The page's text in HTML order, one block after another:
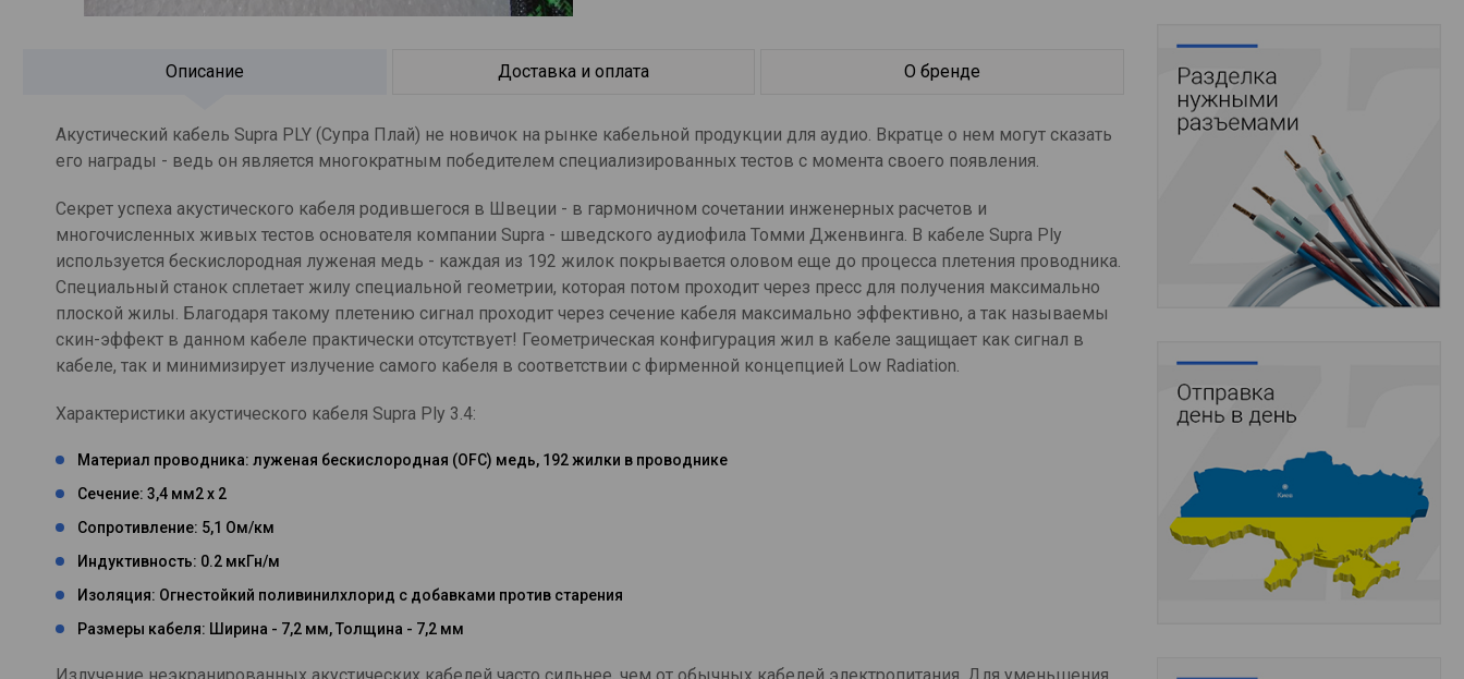
Описание Доставка и оплата О бренде
Акустический кабель Supra PLY (Супра Плай) не новичок на рынке кабельной продукции для аудио. Вкратце о нем могут сказать
его награды - ведь он является многократным победителем специализированных тестов с момента своего появления.
Секрет успеха акустического кабеля родившегося в Швеции - в гармоничном сочетании инженерных расчетов и
многочисленных живых тестов основателя компании Supra - шведского аудиофила Томми Дженвинга. В кабеле Supra Ply
используется бескислородная луженая медь - каждая из 192 жилок покрывается оловом еще до процесса плетения проводника.
Специальный станок сплетает жилу специальной геометрии, которая потом проходит через пресс для получения максимально
плоской жилы. Благодаря такому плетению сигнал проходит через сечение кабеля максимально эффективно, а так называемы
скин-эффект в данном кабеле практически отсутствует! Геометрическая конфигурация жил в кабеле защищает как сигнал в
кабеле, так и минимизирует излучение самого кабеля в соответствии с фирменной концепцией Low Radiation.
Характеристики акустического кабеля Supra Ply 3.4:
Материал проводника: луженая бескислородная (OFC) медь, 192 жилки в проводнике
Сечение: 3,4 мм2 х 2
Сопротивление: 5,1 Ом/км
Индуктивность: 0.2 мкГн/м
Изоляция: Огнестойкий поливинилхлорид с добавками против старения
Размеры кабеля: Ширина - 7,2 мм, Толщина - 7,2 мм
Излучение неэкранированных акустических кабелей часто сильнее, чем от обычных кабелей электропитания. Для уменьшения